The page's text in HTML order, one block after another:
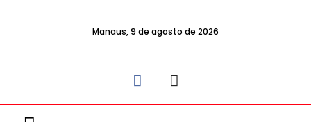
Manaus, 9 de agosto de 2026